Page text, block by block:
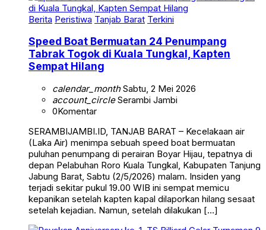
Berita Peristiwa Tanjab Barat Terkini
Speed Boat Bermuatan 24 Penumpang
Tabrak Togok di Kuala Tungkal, Kapten
Sempat Hilang
calendar_monthSabtu, 2 Mei 2026
account_circleSerambi Jambi
0Komentar
SERAMBIJAMBI.ID, TANJAB BARAT – Kecelakaan air
(Laka Air) menimpa sebuah speed boat bermuatan
puluhan penumpang di perairan Boyar Hijau, tepatnya di
depan Pelabuhan Roro Kuala Tungkal, Kabupaten Tanjung
Jabung Barat, Sabtu (2/5/2026) malam. Insiden yang
terjadi sekitar pukul 19.00 WIB ini sempat memicu
kepanikan setelah kapten kapal dilaporkan hilang sesaat
setelah kejadian. Namun, setelah dilakukan […]